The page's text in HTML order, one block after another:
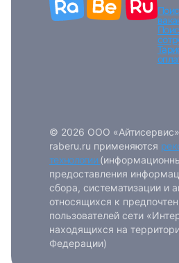
© 2026 ООО
raberu.ru применяются
технологии
предоставления
сбора, систематизации и
относящихся к
пользователей сети
находящихся на
Федерации)